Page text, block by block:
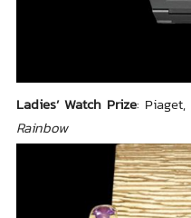
Ladies’ Watch Prize: Piaget,
Rainbow